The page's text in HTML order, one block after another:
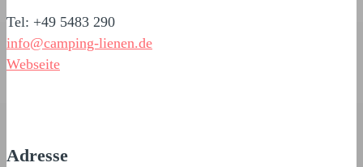
Tel: +49 5483 290
info@camping-lienen.de
Webseite
Adresse